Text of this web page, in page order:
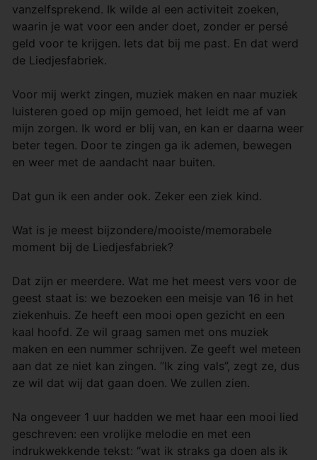
vanzelfsprekend. Ik wilde al een activiteit zoeken,
waarin je wat voor een ander doet, zonder er persé
geld voor te krijgen. Iets dat bij me past. En dat werd
de Liedjesfabriek.
Voor mij werkt zingen, muziek maken en naar muziek
luisteren goed op mijn gemoed, het leidt me af van
mijn zorgen. Ik word er blij van, en kan er daarna weer
beter tegen. Door te zingen ga ik ademen, bewegen
en weer met de aandacht naar buiten.
Dat gun ik een ander ook. Zeker een ziek kind.
Wat is je meest bijzondere/mooiste/memorabele
moment bij de Liedjesfabriek?
Dat zijn er meerdere. Wat me het meest vers voor de
geest staat is: we bezoeken een meisje van 16 in het
ziekenhuis. Ze heeft een mooi open gezicht en een
kaal hoofd. Ze wil graag samen met ons muziek
maken en een nummer schrijven. Ze geeft wel meteen
aan dat ze niet kan zingen. “Ik zing vals”, zegt ze, dus
ze wil dat wij dat gaan doen. We zullen zien.
Na ongeveer 1 uur hadden we met haar een mooi lied
geschreven: een vrolijke melodie en met een
indrukwekkende tekst: “wat ik straks ga doen als ik